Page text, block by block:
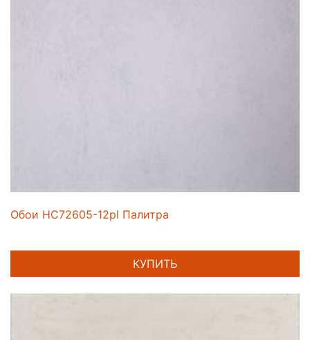
Обои HC72605-12pl Палитра
КУПИТЬ